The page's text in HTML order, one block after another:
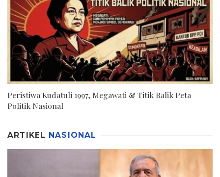
Peristiwa Kudatuli 1997, Megawati & Titik Balik Peta
Politik Nasional
ARTIKEL NASIONAL